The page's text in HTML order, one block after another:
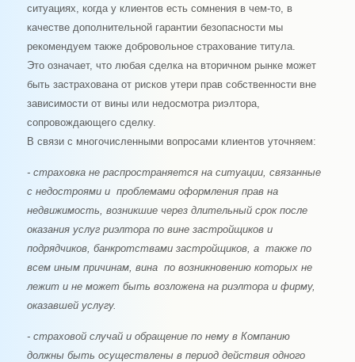
ситуациях, когда у клиентов есть сомнения в чем-то, в
качестве дополнительной гарантии безопасности мы
рекомендуем также добровольное страхование титула.
Это означает, что любая сделка на вторичном рынке может
быть застрахована от рисков утери прав собственности вне
зависимости от вины или недосмотра риэлтора,
сопровождающего сделку.
В связи с многочисленными вопросами клиентов уточняем:
- страховка не распространяется на ситуации, связанные
с недостроями и проблемами оформления прав на
недвижимость, возникшие через длительный срок после
оказания услуг риэлтора по вине застройщиков и
подрядчиков, банкротствами застройщиков, а также по
всем иным причинам, вина по возникновению которых не
лежит и не может быть возложена на риэлтора и фирму,
оказавшей услугу.
- страховой случай и обращение по нему в Компанию
должны быть осуществлены в период действия одного